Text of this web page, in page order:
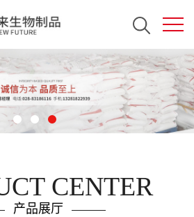
CENTER
产品展厅